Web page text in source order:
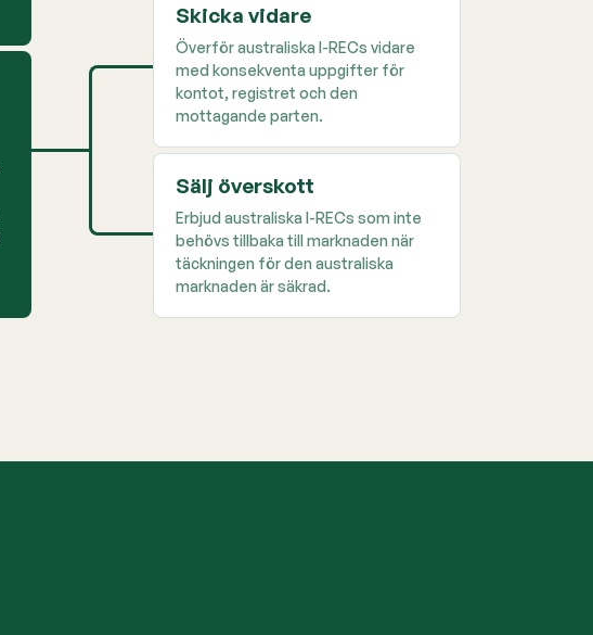
Skicka vidare
Överför australiska I-RECs vidare
med konsekventa uppgifter för
kontot, registret och den
mottagande parten.
Sälj överskott
Erbjud australiska I-RECs som inte
behövs tillbaka till marknaden när
täckningen för den australiska
marknaden är säkrad.